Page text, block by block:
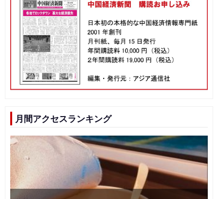
月間アクセスランキング